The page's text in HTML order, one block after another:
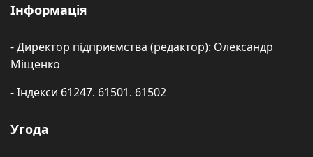
Інформація
- Директор підприємства (редактор): Олександр
Міщенко
- Індекси 61247. 61501. 61502
Угода